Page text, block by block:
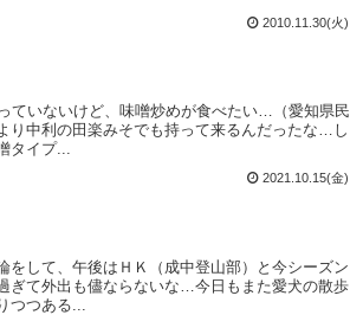
2010.11.30(火)
ていないけど、味噌炒めが食べたい…（愛知県民
り中利の田楽みそでも持って来るんだったな…し
タイプ...
2021.10.15(金)
して、午後はＨＫ（成中登山部）と今シーズン
ぎて外出も儘ならないな…今日もまた愛犬の散歩
つつある...